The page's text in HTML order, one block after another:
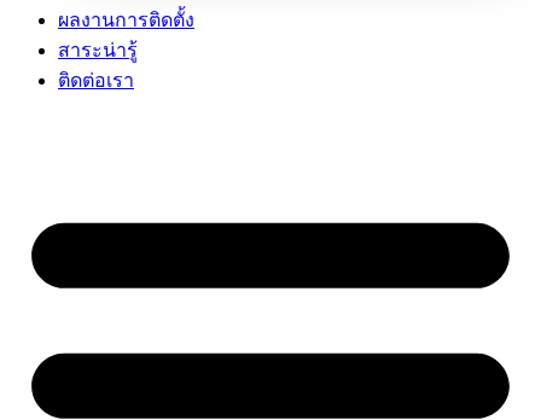
ผลงานการติดตั้ง
สาระน่ารู้
ติดต่อเรา